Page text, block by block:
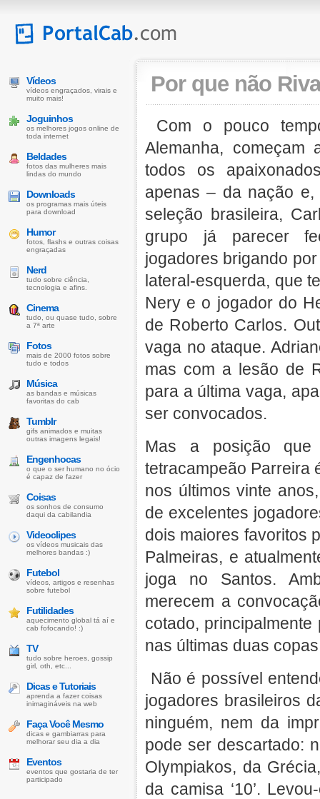
Por que não
Com o pouco
Alemanha,
todos os
apenas – da nação e,
seleção brasileira,
grupo já parecer
jogadores brigando
lateral-esquerda, que
Nery e o jogador do
de Roberto Carlos.
vaga no ataque.
mas com a lesão de
para a última vaga,
ser convocados.
Mas a posição
tetracampeão Parreira
nos últimos vinte
de excelentes
dois maiores favoritos
Palmeiras, e
joga no Santos.
merecem a
cotado,
nas últimas duas
Não é possível
jogadores brasileiros
ninguém, nem da
pode ser descartado:
Olympiakos, da
da camisa ‘10’.
Vídeos
vídeos engraçados, virais e
muito mais!
Joguinhos
os melhores jogos online de
toda internet
Beldades
fotos das mulheres mais
lindas do mundo
Downloads
os programas mais úteis
para download
Humor
fotos, flashs e outras coisas
engraçadas
Nerd
tudo sobre ciência,
tecnologia e afins.
Cinema
tudo, ou quase tudo, sobre
a 7ª arte
Fotos
mais de 2000 fotos sobre
tudo e todos
Música
as bandas e músicas
favoritas do cab
Tumblr
gifs animados e muitas
outras imagens legais!
Engenhocas
o que o ser humano no ócio
é capaz de fazer
Coisas
os sonhos de consumo
daqui da cabilandia
Videoclipes
os vídeos musicais das
melhores bandas :)
Futebol
vídeos, artigos e resenhas
sobre futebol
Futilidades
aquecimento global tá aí e
cab fofocando! :)
TV
tudo sobre heroes, gossip
girl, oth, etc...
Dicas e Tutoriais
aprenda a fazer coisas
inimagináveis na web
Faça Você Mesmo
dicas e gambiarras para
melhorar seu dia a dia
Eventos
eventos que gostaria de ter
participado